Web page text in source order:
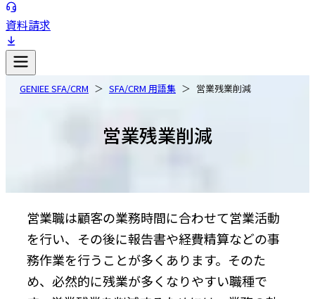
資料請求
GENIEE SFA/CRM SFA/CRM 用語集 営業残業削減
営業残業削減
営業職は顧客の業務時間に合わせて営業活動
を行い、その後に報告書や経費精算などの事
務作業を行うことが多くあります。そのた
め、必然的に残業が多くなりやすい職種で